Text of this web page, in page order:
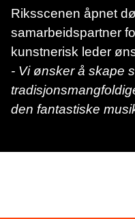
Riksscenen åpnet
samarbeidspartner
kunstnerisk leder
- Vi ønsker å skape
den fantastiske